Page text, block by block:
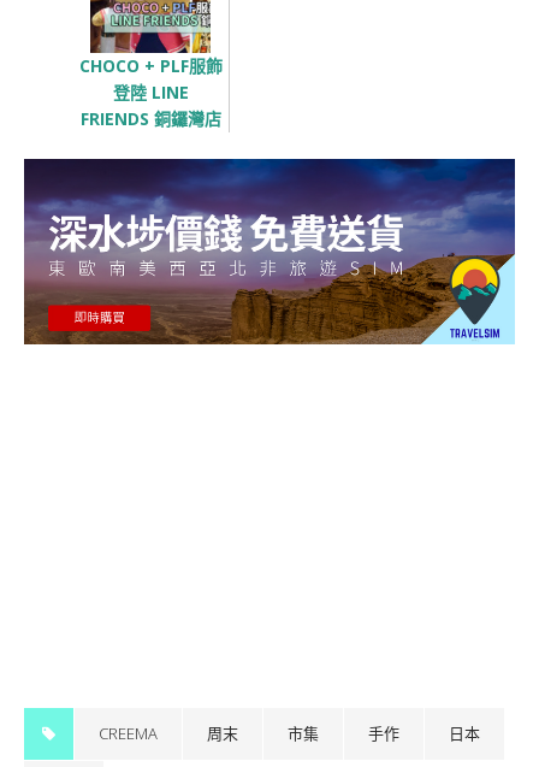
CHOCO + PLF服飾
登陸 LINE
FRIENDS 銅鑼灣店
CREEMA 周末 市集 手作 日本